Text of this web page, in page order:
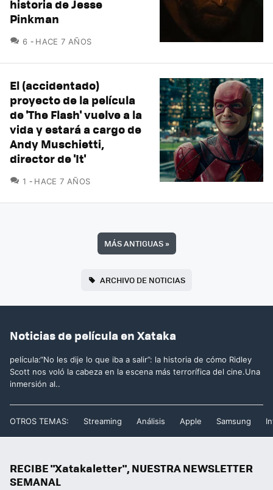
historia de Jesse
Pinkman
6 COMENTARIOS
HACE 7 AÑOS
El (accidentado)
proyecto de la película
de 'The Flash' vuelve a la
vida y estará a cargo de
Andy Muschietti,
director de 'It'
1 COMENTARIOS
HACE 7 AÑOS
MÁS ANTIGUAS»
ARCHIVO DE NOTICIAS
Noticias de película en Xataka
película:“No les dije lo que iba a salir”: la historia de cómo Ridley
Scott nos voló la cabeza en la escena más terrorífica del cine.Una
inmersión al..
OTROS TEMAS: Streaming Análisis Apple Samsung
RECIBE "Xatakaletter", NUESTRA NEWSLETTER
SEMANAL